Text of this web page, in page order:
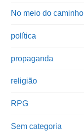
No meio do caminho
política
propaganda
religião
RPG
Sem categoria